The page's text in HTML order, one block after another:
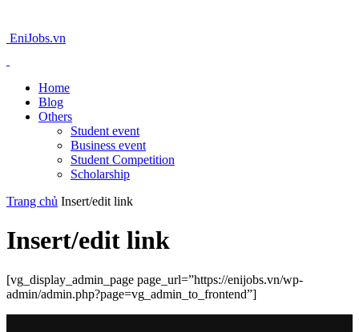
EniJobs.vn
Home
Blog
Others
Student event
Business event
Student Competition
Scholarship
Trang chủ Insert/edit link
Insert/edit link
[vg_display_admin_page page_url=”https://enijobs.vn/wp-
admin/admin.php?page=vg_admin_to_frontend”]